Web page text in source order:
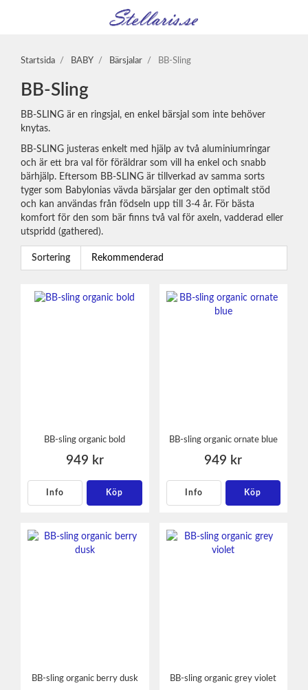
Startsida / BABY / Bärsjalar / BB-Sling
BB-Sling
BB-SLING är en ringsjal, en enkel bärsjal som inte behöver
knytas.
BB-SLING justeras enkelt med hjälp av två aluminiumringar
och är ett bra val för föräldrar som vill ha enkel och snabb
bärhjälp. Eftersom BB-SLING är tillverkad av samma sorts
tyger som Babylonias vävda bärsjalar ger den optimalt stöd
och kan användas från födseln upp till 3-4 år. För bästa
komfort för den som bär finns två val för axeln, vadderad eller
utspridd (gathered).
Sortering
BB-sling organic bold
949 kr
Info Köp
BB-sling organic ornate blue
949 kr
Info Köp
BB-sling organic berry dusk BB-sling organic grey violet